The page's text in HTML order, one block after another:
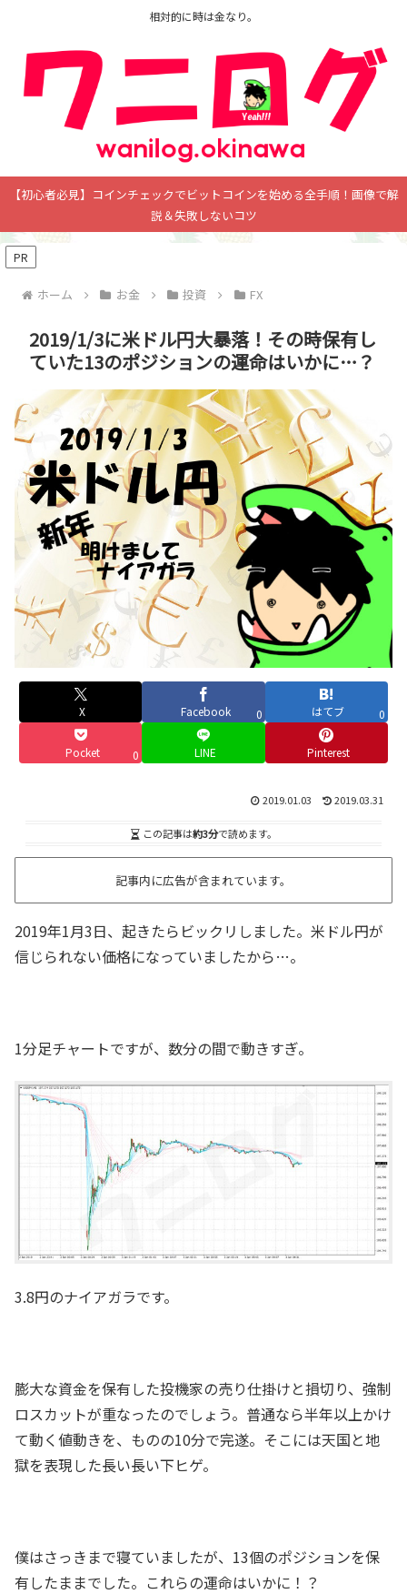
相対的に時は金なり。
【初心者必見】コインチェックでビットコインを始める全手順！画像で解
説＆失敗しないコツ
PR
ホーム お金 投資 FX
2019/1/3に米ドル円大暴落！その時保有し
ていた13のポジションの運命はいかに…？
X Facebook 0 はてブ 0
Pocket 0 LINE Pinterest
2019.01.03 2019.03.31
この記事は約3分で読めます。
記事内に広告が含まれています。
2019年1月3日、起きたらビックリしました。米ドル円が
信じられない価格になっていましたから…。
1分足チャートですが、数分の間で動きすぎ。
3.8円のナイアガラです。
膨大な資金を保有した投機家の売り仕掛けと損切り、強制
ロスカットが重なったのでしょう。普通なら半年以上かけ
て動く値動きを、ものの10分で完遂。そこには天国と地
獄を表現した長い長い下ヒゲ。
僕はさっきまで寝ていましたが、13個のポジションを保
有したままでした。これらの運命はいかに！？